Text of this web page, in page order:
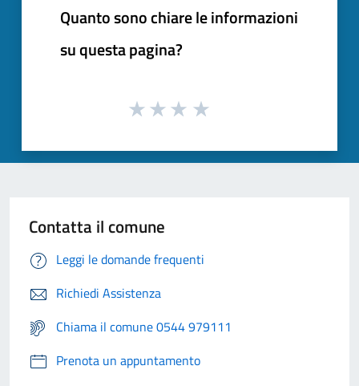
Quanto sono chiare le informazioni
su questa pagina?
Contatta il comune
Leggi le domande frequenti
Richiedi Assistenza
Chiama il comune 0544 979111
Prenota un appuntamento